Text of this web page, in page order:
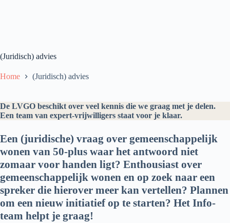
(Juridisch) advies
Home (Juridisch) advies
De LVGO beschikt over veel kennis die we graag met je delen.
Een team van expert-vrijwilligers staat voor je klaar.
Een (juridische) vraag over gemeenschappelijk
wonen van 50-plus waar het antwoord niet
zomaar voor handen ligt? Enthousiast over
gemeenschappelijk wonen en op zoek naar een
spreker die hierover meer kan vertellen? Plannen
om een nieuw initiatief op te starten? Het Info-
team helpt je graag!